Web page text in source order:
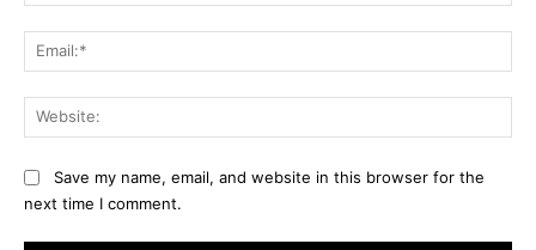
Save my name, email, and website in this browser for the
next time I comment.